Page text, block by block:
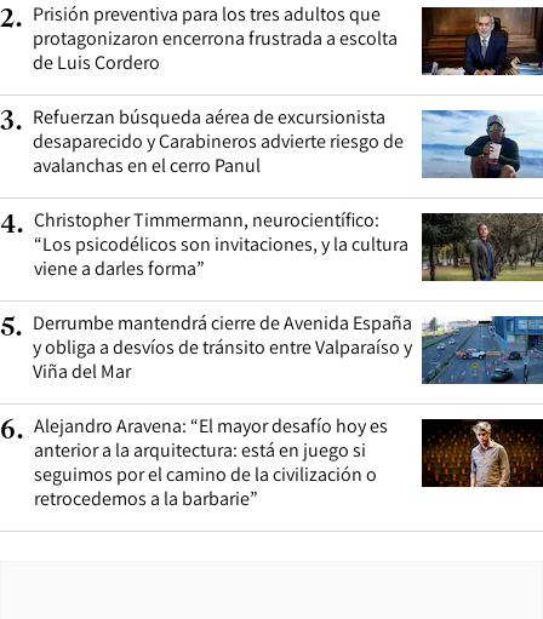
2. Prisión preventiva para los tres adultos que
protagonizaron encerrona frustrada a escolta
de Luis Cordero
3. Refuerzan búsqueda aérea de excursionista
desaparecido y Carabineros advierte riesgo de
avalanchas en el cerro Panul
4. Christopher Timmermann, neurocientífico:
“Los psicodélicos son invitaciones, y la cultura
viene a darles forma”
5. Derrumbe mantendrá cierre de Avenida España
y obliga a desvíos de tránsito entre Valparaíso y
Viña del Mar
6. Alejandro Aravena: “El mayor desafío hoy es
anterior a la arquitectura: está en juego si
seguimos por el camino de la civilización o
retrocedemos a la barbarie”